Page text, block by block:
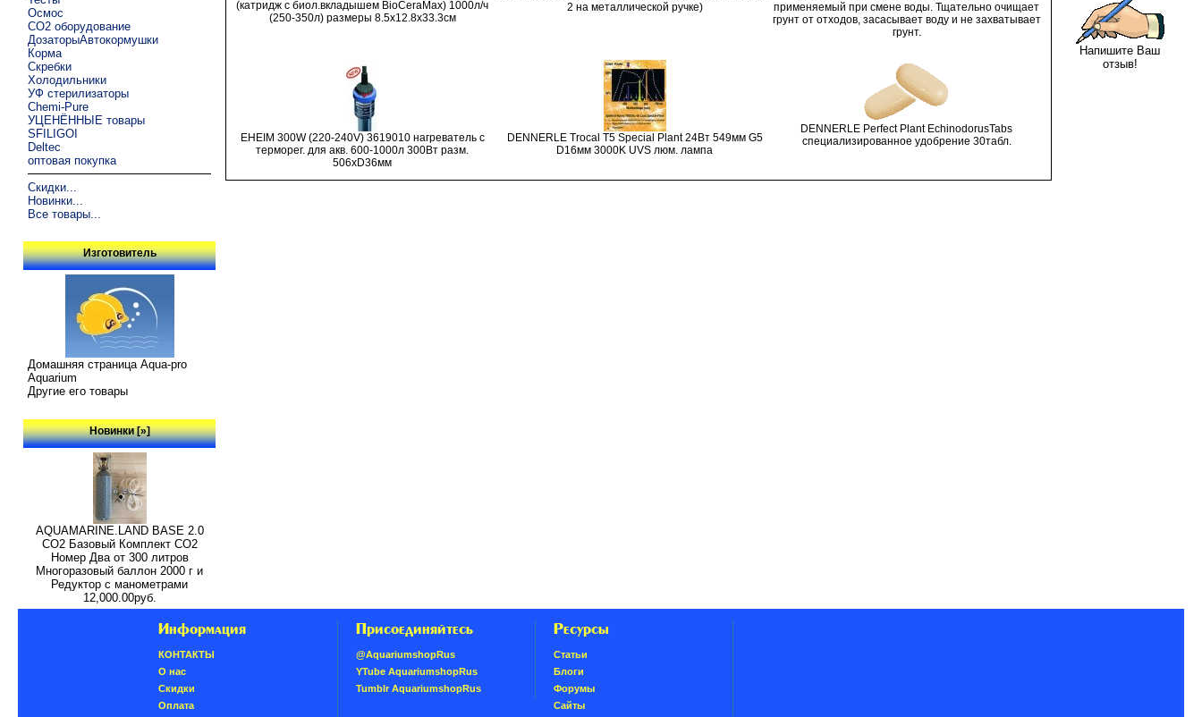
Осмос
CO2 оборудование
ДозаторыАвтокормушки
Корма
Скребки
Холодильники
УФ стерилизаторы
Chemi-Pure
УЦЕНЁННЫЕ товары
SFILIGOI
Deltec
оптовая покупка
Скидки...
Новинки...
Все товары...
Изготовитель
Домашняя страница Aqua-pro
Aquarium
Другие его товары
Новинки [»]
AQUAMARINE.LAND BASE 2.0
СО2 Базовый Комплект СО2
Номер Два от 300 литров
Многоразовый баллон 2000 г и
Редуктор с манометрами
12,000.00руб.
(катридж с биол.вкладышем BioCeraMax) 1000л/ч
(250-350л) размеры 8.5x12.8x33.3см
2 на металлической ручке)
применяемый при смене воды. Тщательно очищает
грунт от отходов, засасывает воду и не захватывает
грунт.
EHEIM 300W (220-240V) 3619010 нагреватель с
терморег. для акв. 600-1000л 300Вт разм.
506xD36мм
DENNERLE Trocal T5 Special Plant 24Вт 549мм G5
D16мм 3000K UVS люм. лампа
DENNERLE Perfect Plant EchinodorusTabs
специализированное удобрение 30табл.
Напишите Ваш
отзыв!
Информация
КОНТАКТЫ
О нас
Скидки
Oплатa
Присоединяйтесь
@AquariumshopRus
YTube AquariumshopRus
Tumblr AquariumshopRus
Ресурсы
Статьи
Блоги
Форумы
Сайты